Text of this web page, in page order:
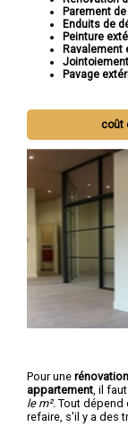
Parement
Enduits de
Peinture
Ravalement
Pavage
coût
Pour une
appartement , il
le m². Tout dépend
refaire, s'il y a des